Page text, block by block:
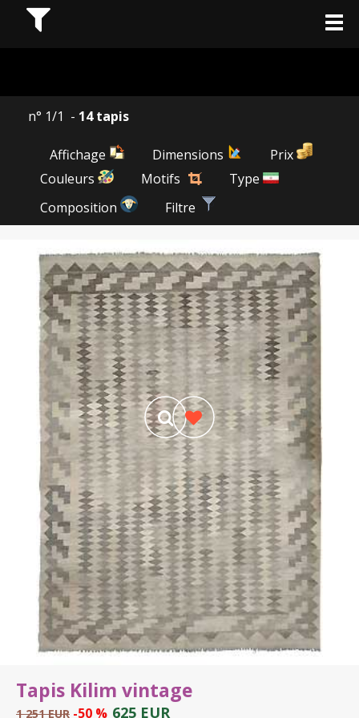
n° 1/1 - 14 tapis
Affichage Dimensions
Prix
Couleurs
Motifs
Type
Composition
Filtre
Tapis Kilim vintage
1 251 EUR -50 % 625 EUR